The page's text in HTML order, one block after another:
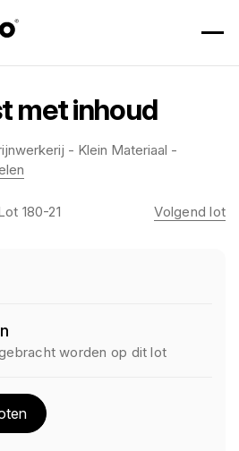
met inhoud
- Klein Materiaal -
180-21 Volgend lot
worden op dit lot